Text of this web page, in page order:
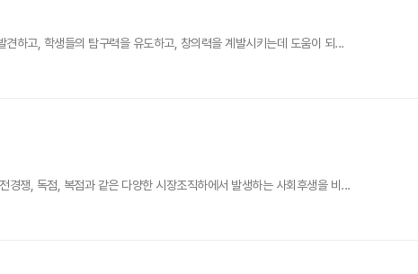
하고, 학생들의 탐구력을 유도하고, 창의력을 계발시키는데 도움이 되...
쟁, 독점, 복점과 같은 다양한 시장조직하에서 발생하는 사회후생을 비...